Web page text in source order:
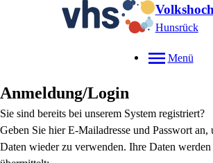
Hunsrück
Menü
Anmeldung/Login
Sie sind bereits bei unserem System registriert?
Geben Sie hier E-Mailadresse und Passwort an,
Daten wieder zu verwenden. Ihre Daten werden